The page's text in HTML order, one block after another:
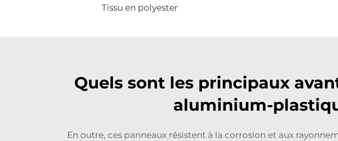
Tissu en polyester
Quels sont les principaux
aluminium-
En outre, ces panneaux résistent à la corrosion et aux